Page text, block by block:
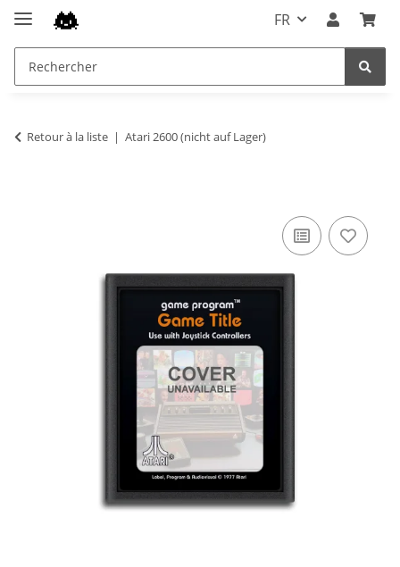
FR
Retour à la liste Atari 2600 (nicht auf Lager)